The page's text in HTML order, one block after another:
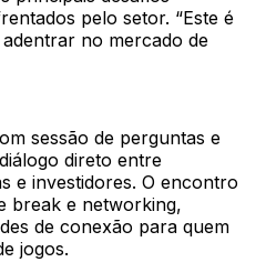
pelo setor. “Este é
no mercado de
sessão de perguntas e
direto entre
e investidores. O encontro
break e networking,
de conexão para quem
jogos.